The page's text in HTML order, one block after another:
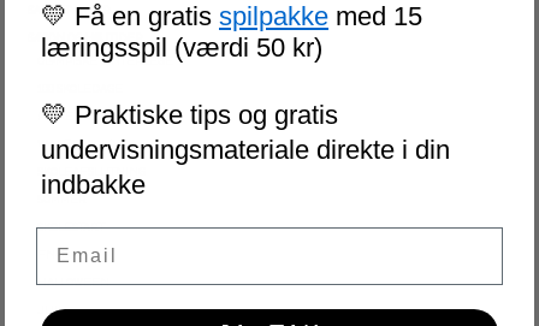
SAMLEPAKKER
SÆSON OG HØJTIDER
OLYMPISKE VINTERLEGE
PÅSKE
VM I FODBOLD
SKOLESTART
FN-DAGEN
HALLOWEEN
JUL
💛 Få en gratis spilpakke med 15
læringsspil (værdi 50 kr)
💛 Praktiske tips og gratis
undervisningsmateriale direkte i din
indbakke